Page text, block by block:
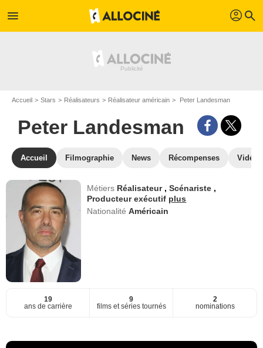
menu profil search
Accueil Stars Réalisateurs Réalisateur américain Peter Landesman
Peter Landesman
Accueil Filmographie News Récompenses Vidéos
Métiers Réalisateur ,Scénariste ,
Producteur exécutif plus
NationalitéAméricain
19
ans de carrière
9
films et séries tournés
2
nominations